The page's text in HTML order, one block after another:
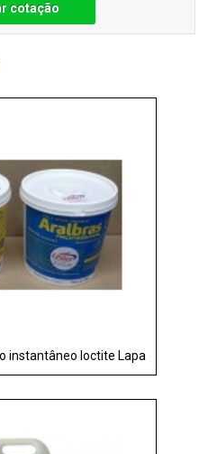
cotação
instantâneo loctite Lapa